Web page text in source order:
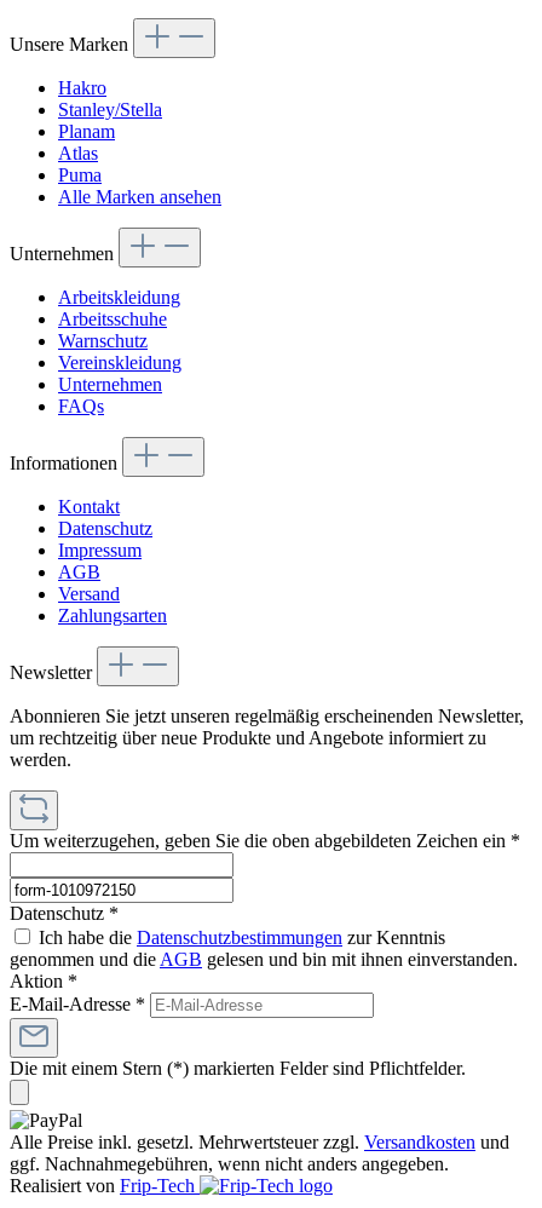
Unsere Marken
Hakro
Stanley/Stella
Planam
Atlas
Puma
Alle Marken ansehen
Unternehmen
Arbeitskleidung
Arbeitsschuhe
Warnschutz
Vereinskleidung
Unternehmen
FAQs
Informationen
Kontakt
Datenschutz
Impressum
AGB
Versand
Zahlungsarten
Newsletter
Abonnieren Sie jetzt unseren regelmäßig erscheinenden Newsletter,
um rechtzeitig über neue Produkte und Angebote informiert zu
werden.
Um weiterzugehen, geben Sie die oben abgebildeten Zeichen ein *
Datenschutz *
Ich habe die Datenschutzbestimmungen zur Kenntnis
genommen und dieAGB gelesen und bin mit ihnen einverstanden.
Aktion *
E-Mail-Adresse *
Die mit einem Stern (*) markierten Felder sind Pflichtfelder.
Alle Preise inkl. gesetzl. Mehrwertsteuer zzgl. Versandkosten und
ggf. Nachnahmegebühren, wenn nicht anders angegeben.
Realisiert von Frip-Tech